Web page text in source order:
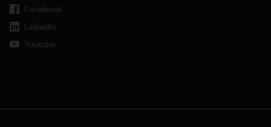
Facebook
LinkedIn
Youtube